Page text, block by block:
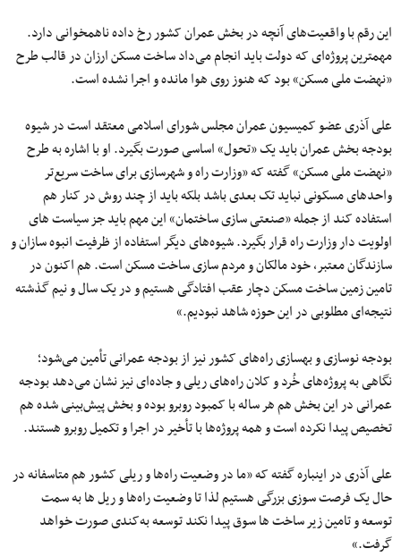
این رقم با واقعیت‌های آنچه در بخش عمران کشور رخ داده ناهمخوانی دارد.
مهمترین پروژه‌ای که دولت باید انجام می‌داد ساخت مسکن ارزان در قالب طرح
«نهضت ملی مسکن» بود که هنوز روی هوا مانده و اجرا نشده است.
علی آذری عضو کمیسیون عمران مجلس شورای اسلامی معتقد است در شیوه
بودجه بخش عمران باید یک «تحول» اساسی صورت بگیرد. او با اشاره به طرح
«نهضت ملی مسکن» گفته که «وزارت راه و شهرسازی برای ساخت سریع‌تر
واحدهای مسکونی نباید تک بعدی باشد بلکه باید از چند روش در کنار هم
استفاده کند از جمله «صنعتی سازی ساختمان» این مهم باید جز سیاست های
اولویت دار وزارت راه قرار بگیرد. شیوه‌های دیگر استفاده از ظرفیت انبوه سازان و
سازندگان معتبر، خود مالکان و مردم سازی ساخت مسکن است. هم اکنون در
تامین زمین ساخت مسکن دچار عقب افتادگی هستیم و در یک سال و نیم گذشته
نتیجه‌ای مطلوبی در این حوزه شاهد نبودیم.»
بودجه نوسازی و بهسازی راه‌های کشور نیز از بودجه عمرانی تأمین می‌شود؛
نگاهی به پروژه‌های خُرد و کلان راه‌های ریلی و جاده‌ای نیز نشان می‌دهد بودجه
عمرانی در این بخش هم هر ساله با کمبود روبرو بوده و بخش پیش‌بینی شده هم
تخصیص پیدا نکرده است و همه پروژه‌ها با تأخیر در اجرا و تکمیل روبرو هستند.
علی آذری در اینباره گفته که «ما در وضعیت راه‌ها و ریلی کشور هم متاسفانه در
حال یک فرصت سوزی بزرگی هستیم لذا تا وضعیت راه‌ها و ریل ها به سمت
توسعه و تامین زیر ساخت ها سوق پیدا نکند توسعه به‌کندی صورت خواهد
گرفت.»